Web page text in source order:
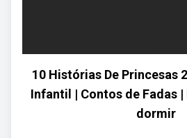
10 Histórias De Princesas
Infantil | Contos de Fadas
dormir